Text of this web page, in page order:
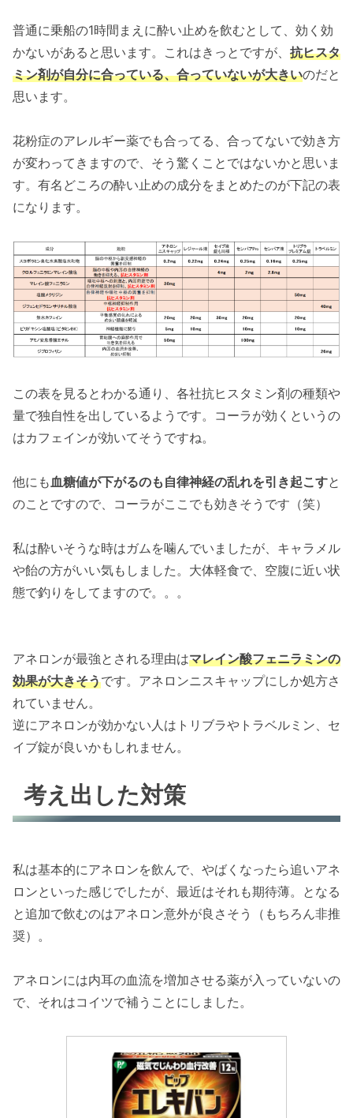
普通に乗船の1時間まえに酔い止めを飲むとして、効く効
かないがあると思います。これはきっとですが、 抗ヒスタ
ミン剤が自分に合っている、合っていないが大きいのだと
思います。
花粉症のアレルギー薬でも合ってる、合ってないで効き方
が変わってきますので、そう驚くことではないかと思いま
す。有名どころの酔い止めの成分をまとめたのが下記の表
になります。
この表を見るとわかる通り、各社抗ヒスタミン剤の種類や
量で独自性を出しているようです。コーラが効くというの
はカフェインが効いてそうですね。
他にも血糖値が下がるのも自律神経の乱れを引き起こすと
のことですので、コーラがここでも効きそうです（笑）
私は酔いそうな時はガムを噛んでいましたが、キャラメル
や飴の方がいい気もしました。大体軽食で、空腹に近い状
態で釣りをしてますので。。。
アネロンが最強とされる理由はマレイン酸フェニラミンの
効果が大きそうです。アネロンニスキャップにしか処方さ
れていません。
逆にアネロンが効かない人はトリブラやトラベルミン、セ
イブ錠が良いかもしれません。
考え出した対策
私は基本的にアネロンを飲んで、やばくなったら追いアネ
ロンといった感じでしたが、最近はそれも期待薄。となる
と追加で飲むのはアネロン意外が良さそう（もちろん非推
奨）。
アネロンには内耳の血流を増加させる薬が入っていないの
で、それはコイツで補うことにしました。